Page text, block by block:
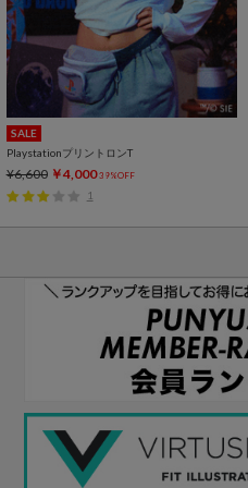
SALE
PlaystationプリントロンT
¥6,600 ￥4,000 39%OFF
1